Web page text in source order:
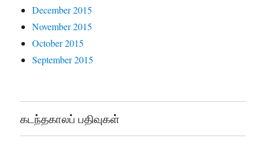
December 2015
November 2015
October 2015
September 2015
கடந்தகாலப் பதிவுகள்